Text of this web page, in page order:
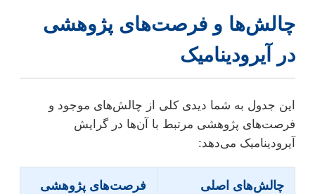
چالش‌ها و فرصت‌های پژوهشی
در آیرودینامیک
این جدول به شما دیدی کلی از چالش‌های موجود و
فرصت‌های پژوهشی مرتبط با آن‌ها در گرایش
آیرودینامیک می‌دهد:
چالش‌های اصلی فرصت‌های پژوهشی